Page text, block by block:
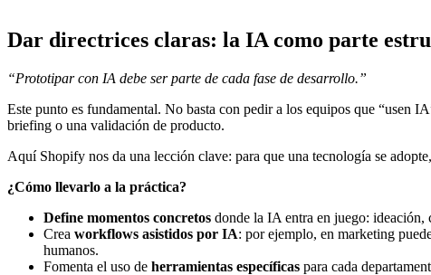
Dar directrices claras: la IA como parte
“Prototipar con IA debe ser parte de cada fase de desarrollo.”
Este punto es fundamental. No basta con pedir a los equipos que “usen
briefing o una validación de producto.
Aquí Shopify nos da una lección clave: para que una tecnología se
¿Cómo llevarlo a la práctica?
Define momentos concretos donde la IA entra en juego:
Crea workflows asistidos por IA: por ejemplo, en marketing
humanos.
Fomenta el uso de herramientas específicas para cada